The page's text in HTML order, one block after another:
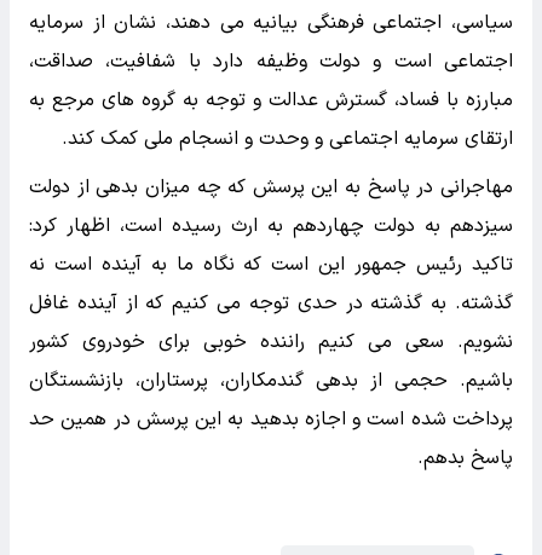
سیاسی، اجتماعی فرهنگی بیانیه می دهند، نشان از سرمایه
اجتماعی است و دولت وظیفه دارد با شفافیت، صداقت،
مبارزه با فساد، گسترش عدالت و توجه به گروه های مرجع به
ارتقای سرمایه اجتماعی و وحدت و انسجام ملی کمک کند.
مهاجرانی در پاسخ به این پرسش که چه میزان بدهی از دولت
سیزدهم به دولت چهاردهم به ارث رسیده است، اظهار کرد:
تاکید رئیس جمهور این است که نگاه ما به آینده است نه
گذشته. به گذشته در حدی توجه می کنیم که از آینده غافل
نشویم. سعی می کنیم راننده خوبی برای خودروی کشور
باشیم. حجمی از بدهی گندمکاران، پرستاران، بازنشستگان
پرداخت شده است و اجازه بدهید به این پرسش در همین حد
پاسخ بدهم.